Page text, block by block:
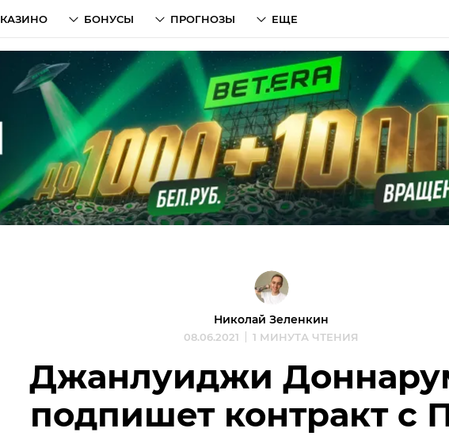
КАЗИНО БОНУСЫ ПРОГНОЗЫ ЕЩЕ
Николай Зеленкин
08.06.2021 1 МИНУТА ЧТЕНИЯ
Джанлуиджи
подпишет контракт с